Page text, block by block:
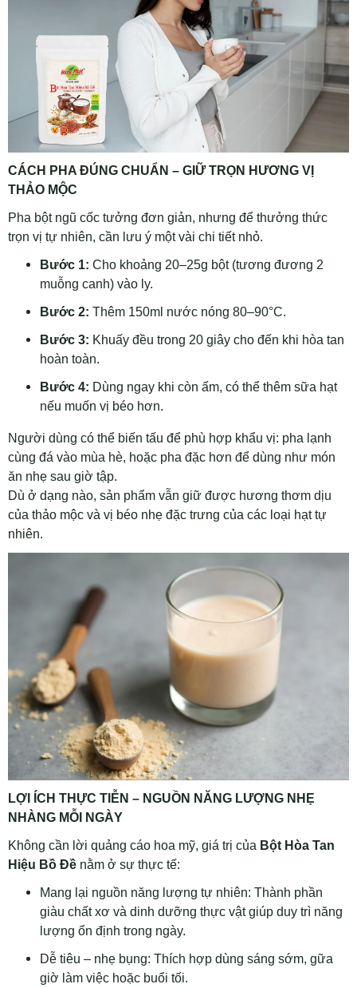
CÁCH PHA ĐÚNG CHUẨN – GIỮ TRỌN HƯƠNG VỊ
THẢO MỘC
Pha bột ngũ cốc tưởng đơn giản, nhưng để thưởng thức
trọn vị tự nhiên, cần lưu ý một vài chi tiết nhỏ.
Bước 1: Cho khoảng 20–25g bột (tương đương 2
muỗng canh) vào ly.
Bước 2: Thêm 150ml nước nóng 80–90°C.
Bước 3: Khuấy đều trong 20 giây cho đến khi hòa tan
hoàn toàn.
Bước 4: Dùng ngay khi còn ấm, có thể thêm sữa hạt
nếu muốn vị béo hơn.
Người dùng có thể biến tấu để phù hợp khẩu vị: pha lạnh
cùng đá vào mùa hè, hoặc pha đặc hơn để dùng như món
ăn nhẹ sau giờ tập.
Dù ở dạng nào, sản phẩm vẫn giữ được hương thơm dịu
của thảo mộc và vị béo nhẹ đặc trưng của các loại hạt tự
nhiên.
LỢI ÍCH THỰC TIỄN – NGUỒN NĂNG LƯỢNG NHẸ
NHÀNG MỖI NGÀY
Không cần lời quảng cáo hoa mỹ, giá trị của Bột Hòa Tan
Hiệu Bồ Đề nằm ở sự thực tế:
Mang lại nguồn năng lượng tự nhiên: Thành phần
giàu chất xơ và dinh dưỡng thực vật giúp duy trì năng
lượng ổn định trong ngày.
Dễ tiêu – nhẹ bụng: Thích hợp dùng sáng sớm, gữa
giờ làm việc hoặc buổi tối.